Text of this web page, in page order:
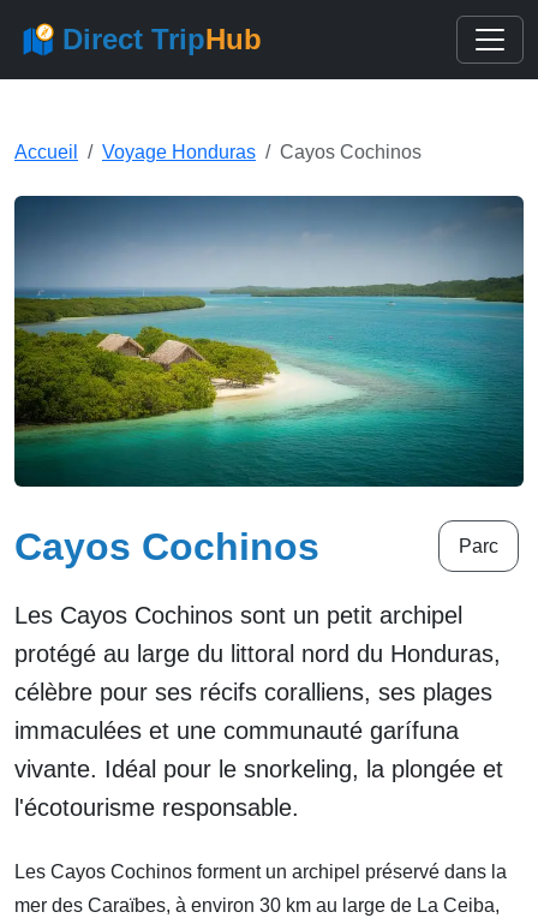
Direct TripHub
Accueil Voyage Honduras Cayos Cochinos
Cayos Cochinos Parc
Les Cayos Cochinos sont un petit archipel
protégé au large du littoral nord du Honduras,
célèbre pour ses récifs coralliens, ses plages
immaculées et une communauté garífuna
vivante. Idéal pour le snorkeling, la plongée et
l'écotourisme responsable.
Les Cayos Cochinos forment un archipel préservé dans la
mer des Caraïbes, à environ 30 km au large de La Ceiba,